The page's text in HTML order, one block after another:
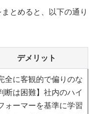
とめると、以下の通り
デメリット
全に客観的で偏りのな
断は困難】社内のハイ
ォーマーを基準に学習